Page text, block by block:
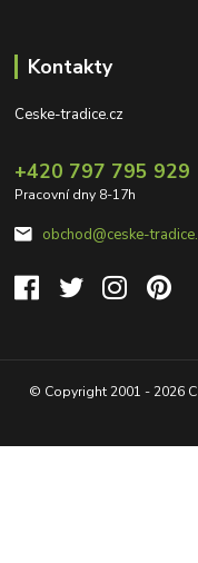
Kontakty
Ceske-tradice.cz
+420 797 795 929
Pracovní dny 8-17h
obchod@ceske-
© Copyright 2001 - 2026